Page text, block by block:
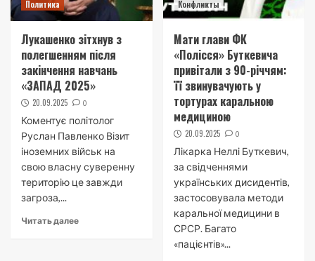
Политика
Лукашенко зітхнув з
полегшенням після
закінчення навчань
«ЗАПАД 2025»
20.09.2025 0
Коментує політолог
Руслан Павленко Візит
іноземних військ на
свою власну суверенну
територію це завжди
загроза,...
Читать далее
Конфликты
Мати глави ФК
«Полісся» Буткевича
привітали з 90-річчям:
її звинувачують у
тортурах каральною
медициною
20.09.2025 0
Лікарка Неллі Буткевич,
за свідченнями
українських дисидентів,
застосовувала методи
каральної медицини в
СРСР. Багато
«пацієнтів»...